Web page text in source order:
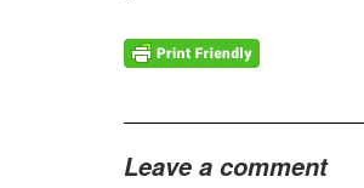
Leave a comment